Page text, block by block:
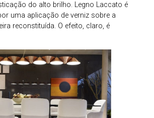
do alto brilho. Legno Laccato é
uma aplicação de verniz sobre a
reconstituída. O efeito, claro, é